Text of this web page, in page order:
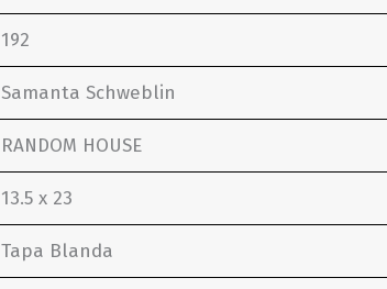
192
Samanta Schweblin
RANDOM HOUSE
13.5 x 23
Tapa Blanda